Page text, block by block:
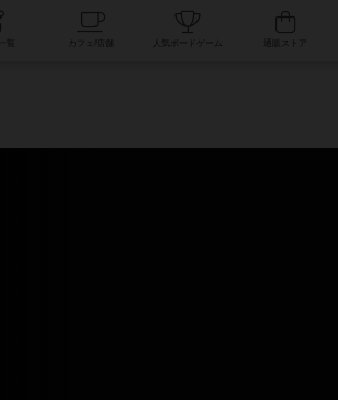
人気ボードゲーム